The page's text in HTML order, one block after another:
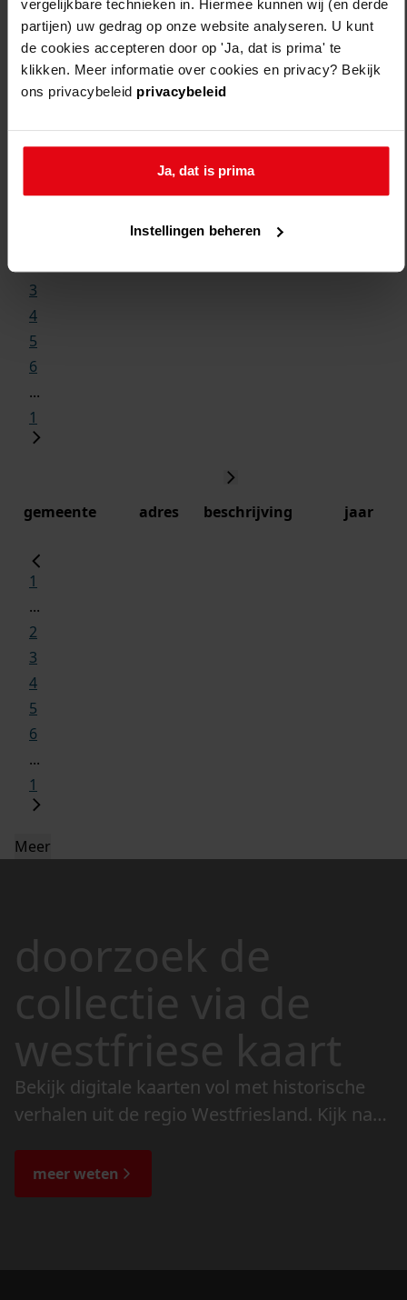
vergelijkbare technieken in. Hiermee kunnen wij (en derde
partijen) uw gedrag op onze website analyseren. U kunt
de cookies accepteren door op 'Ja, dat is prima' te
klikken. Meer informatie over cookies en privacy? Bekijk
ons privacybeleid privacybeleid
Ja, dat is prima
Instellingen beheren
3
4
5
6
...
1
gemeente adres beschrijving jaar
1
...
2
3
4
5
6
...
1
Meer
doorzoek de
collectie via de
westfriese kaart
Bekijk digitale kaarten vol met historische
verhalen uit de regio Westfriesland. Kijk naar
de bijzondere verhalen.
meer weten